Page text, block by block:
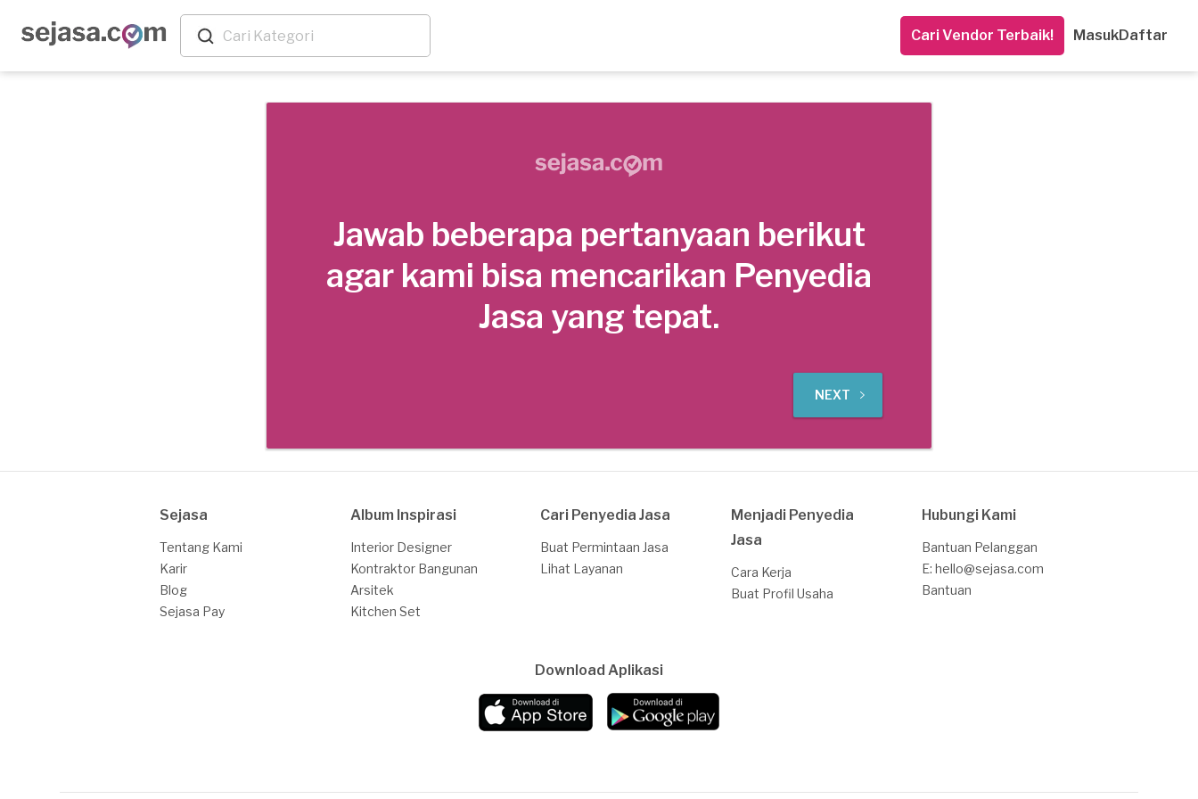
Cari Vendor Terbaik! MasukDaftar
Jawab beberapa pertanyaan berikut
agar kami bisa mencarikan Penyedia
Jasa yang tepat.
NEXT
Sejasa
Tentang Kami
Karir
Blog
Sejasa Pay
Album Inspirasi
Interior Designer
Kontraktor Bangunan
Arsitek
Kitchen Set
Cari Penyedia Jasa
Buat Permintaan Jasa
Lihat Layanan
Menjadi Penyedia
Jasa
Cara Kerja
Buat Profil Usaha
Hubungi Kami
Bantuan Pelanggan
E: hello@sejasa.com
Bantuan
Download Aplikasi